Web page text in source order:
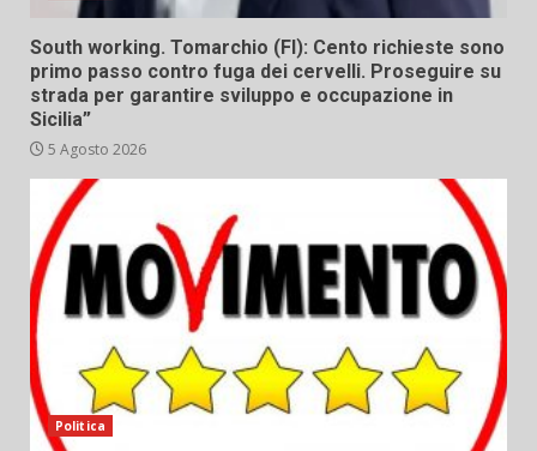
South working. Tomarchio (FI): Cento richieste sono
primo passo contro fuga dei cervelli. Proseguire su
strada per garantire sviluppo e occupazione in
Sicilia”
5 Agosto 2026
Politica